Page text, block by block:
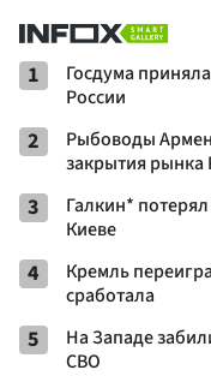
1
Госдума
России
2
Рыбоводы
закрытия рынка
3
Галкин*
Киеве
4
Кремль
сработала
5
На Западе
СВО